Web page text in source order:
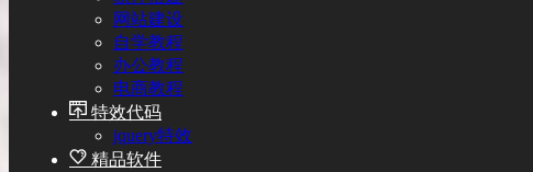
网站建设
自学教程
办公教程
电商教程
特效代码
jquery特效
精品软件